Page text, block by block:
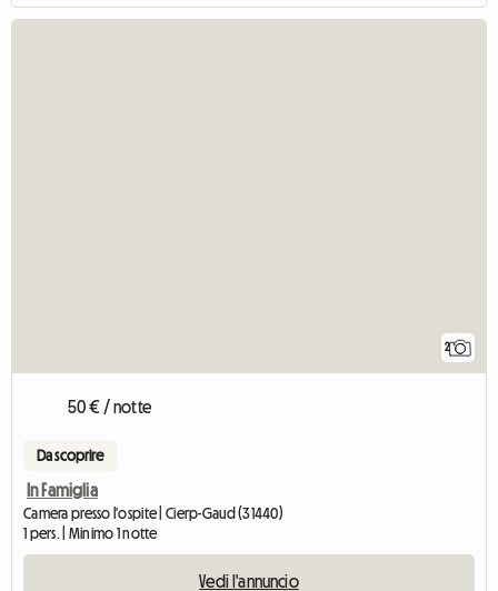
2
50 € / notte
Da scoprire
In Famiglia
Camera presso l'ospite | Cierp-Gaud (31440)
1 pers. | Minimo 1 notte
Vedi l'annuncio